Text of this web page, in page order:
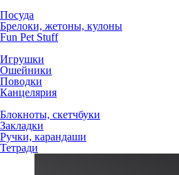
Посуда
Брелоки, жетоны, кулоны
Fun Pet Stuff
Игрушки
Ошейники
Поводки
Канцелярия
Блокноты, скетчбуки
Закладки
Ручки, карандаши
Тетради